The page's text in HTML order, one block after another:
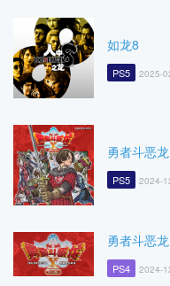
如龙8
PS5 2025-
勇者斗恶
PS5 2024-
勇者斗恶
PS4 2024-